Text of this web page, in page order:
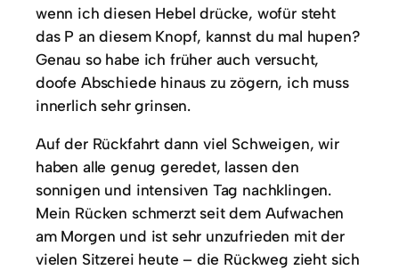
wenn ich diesen Hebel drücke, wofür steht
das P an diesem Knopf, kannst du mal hupen?
Genau so habe ich früher auch versucht,
doofe Abschiede hinaus zu zögern, ich muss
innerlich sehr grinsen.
Auf der Rückfahrt dann viel Schweigen, wir
haben alle genug geredet, lassen den
sonnigen und intensiven Tag nachklingen.
Mein Rücken schmerzt seit dem Aufwachen
am Morgen und ist sehr unzufrieden mit der
vielen Sitzerei heute – die Rückweg zieht sich